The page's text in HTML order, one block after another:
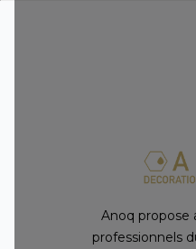
Anoq propose
professionnels